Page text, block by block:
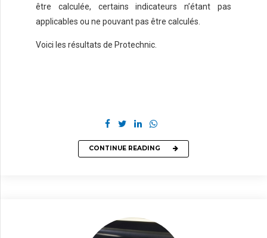
être calculée, certains indicateurs n’étant pas
applicables ou ne pouvant pas être calculés.
Voici les résultats de Protechnic.
CONTINUE READING